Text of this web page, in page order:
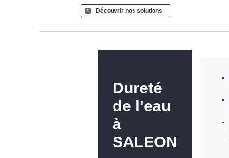
Découvrir nos solutions
Dureté
de l'eau
à
SALEON